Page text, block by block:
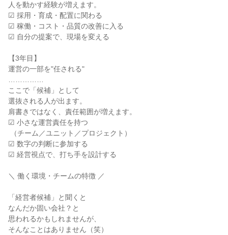
人を動かす経験が増えます。
☑ 採用・育成・配置に関わる
☑ 稼働・コスト・品質の改善に入る
☑ 自分の提案で、現場を変える
【3年目】
運営の一部を"任される"
ここで「候補」として
選抜される人が出ます。
肩書きではなく、責任範囲が増えます。
☑ 小さな運営責任を持つ
☑ 数字の判断に参加する
☑ 経営視点で、打ち手を設計する
＼ 働く環境・チームの特徴 ／
「経営者候補」と聞くと
なんだか固い会社？と
思われるかもしれませんが、
そんなことはありません（笑）